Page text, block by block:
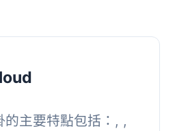
主要特點包括：, ,